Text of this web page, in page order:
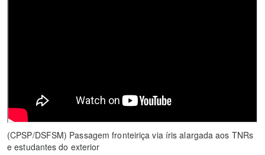
(CPSP/DSFSM) Passagem fronteiriça via íris alargada aos TNRs
e estudantes do exterior